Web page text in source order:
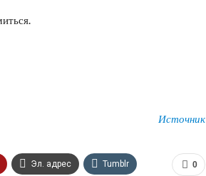
Источник
0
Эл. адрес Tumblr